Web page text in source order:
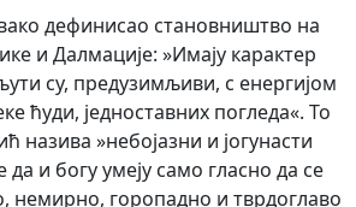
дефинисао становништво на
и Далмације: »Имају карактер
су, предузимљиви, с енергијом
ћуди, једноставних погледа«. То
назива »небојазни и јогунасти
да и богу умеју само гласно да се
немирно, горопадно и тврдоглаво